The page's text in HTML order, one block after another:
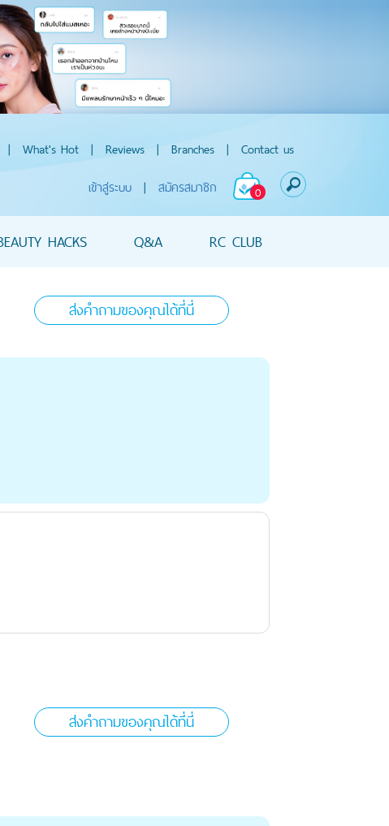
| What's Hot | Reviews | Branches | Contact us
0
เข้าสู่ระบบ | สมัครสมาชิก
HACKS Q&A RC CLUB
ส่งคำถามของคุณได้ที่นี่
ส่งคำถามของคุณได้ที่นี่